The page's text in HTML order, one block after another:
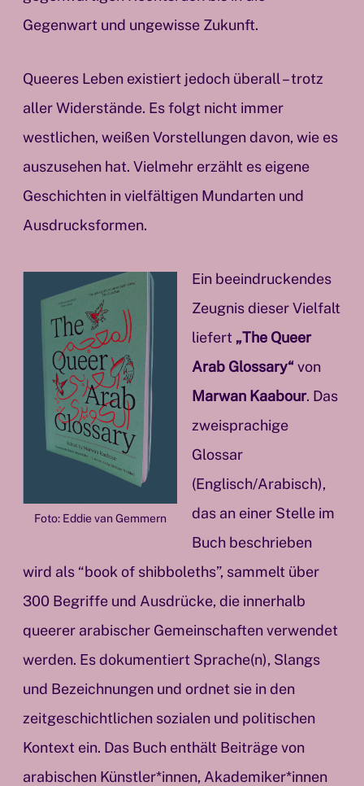
Gegenwart und ungewisse Zukunft.
Queeres Leben existiert jedoch überall – trotz
aller Widerstände. Es folgt nicht immer
westlichen, weißen Vorstellungen davon, wie es
auszusehen hat. Vielmehr erzählt es eigene
Geschichten in vielfältigen Mundarten und
Ausdrucksformen.
Foto: Eddie van Gemmern
Ein beeindruckendes
Zeugnis dieser Vielfalt
liefert „The Queer
Arab Glossary“von
Marwan Kaabour. Das
zweisprachige
Glossar
(Englisch/Arabisch),
das an einer Stelle im
Buch beschrieben
wird als “book of shibboleths”, sammelt über
300 Begriffe und Ausdrücke, die innerhalb
queerer arabischer Gemeinschaften verwendet
werden. Es dokumentiert Sprache(n), Slangs
und Bezeichnungen und ordnet sie in den
zeitgeschichtlichen sozialen und politischen
Kontext ein. Das Buch enthält Beiträge von
arabischen Künstler*innen, Akademiker*innen